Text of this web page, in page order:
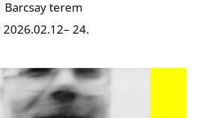
Barcsay terem
24.